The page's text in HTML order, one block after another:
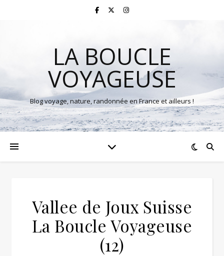
LA BOUCLE
VOYAGEUSE
Blog voyage, nature, randonnée en France et ailleurs !
Vallee de Joux Suisse
La Boucle Voyageuse
(12)